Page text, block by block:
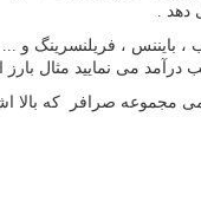
دهد .
، بایننس ،
درآمد می نمایید مثال
مجموعه صرافر که بالا